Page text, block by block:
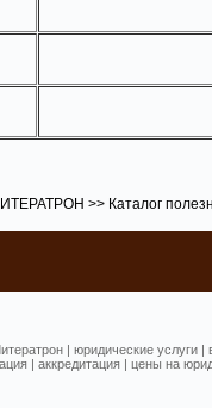
>> Каталог
| юридические услуги |
| аккредитация | цены на